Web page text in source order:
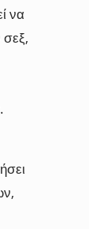
να
σεξ,